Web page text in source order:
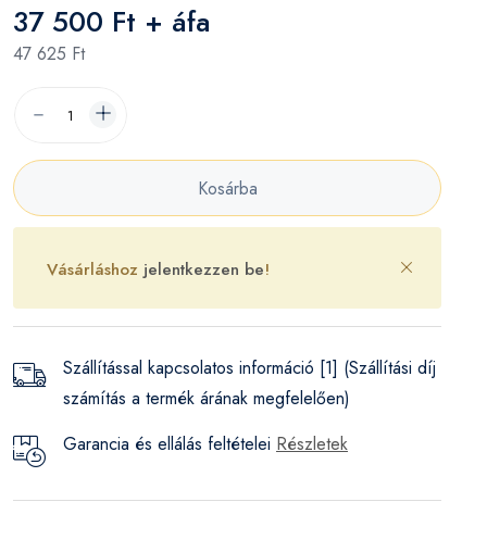
37 500 Ft + áfa
47 625 Ft
Kosárba
Vásárláshoz jelentkezzen be!
Szállítással kapcsolatos információ [1] (Szállítási díj
számítás a termék árának megfelelően)
Garancia és ellálás feltételei Részletek